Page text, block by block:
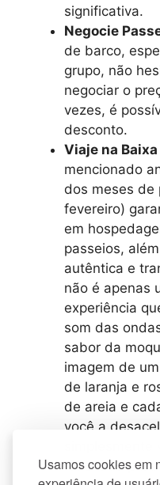
Usamos cookies em
significativa.
Negocie
de barco,
grupo, não
negociar o
vezes, é
desconto.
Viaje na
mencionado
dos meses de
fevereiro)
em
passeios,
autêntica e
não é apenas
experiência
som das
sabor da
imagem de
de laranja e
de areia e
você a
foi criado para